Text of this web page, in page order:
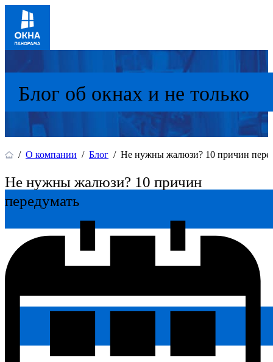
Блог об окнах и не только
/ О компании / Блог / Не нужны жалюзи? 10 причин
Не нужны жалюзи? 10 причин
передумать